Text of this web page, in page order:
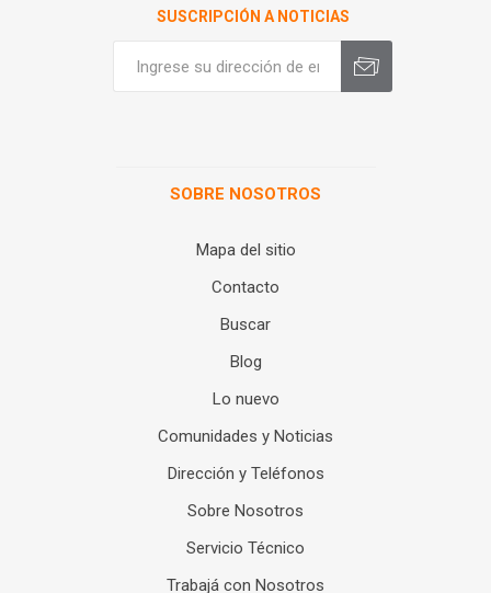
SUSCRIPCIÓN A NOTICIAS
SOBRE NOSOTROS
Mapa del sitio
Contacto
Buscar
Blog
Lo nuevo
Comunidades y Noticias
Dirección y Teléfonos
Sobre Nosotros
Servicio Técnico
Trabajá con Nosotros